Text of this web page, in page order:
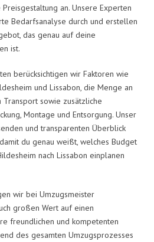
an. Unsere Experten
Bedarfsanalyse durch und erstellen
das genau auf deine
ist.
berücksichtigen wir Faktoren wie
und Lissabon, die Menge an
sowie zusätzliche
Montage und Entsorgung. Unser
und transparenten Überblick
du genau weißt, welches Budget
nach Lissabon einplanen
wir bei Umzugsmeister
großen Wert auf einen
freundlichen und kompetenten
des gesamten Umzugsprozesses